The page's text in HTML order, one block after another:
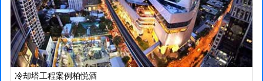
冷却塔工程案例柏悦酒